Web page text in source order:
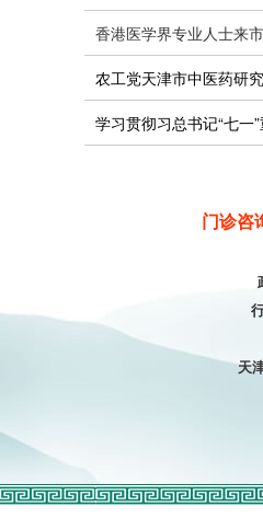
香港医学界专业人士来
农工党天津市中医药研
学习贯彻习总书记“七一
门诊咨
天